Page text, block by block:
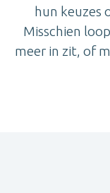
hun keuzes
Misschien
meer in zit, of